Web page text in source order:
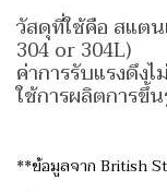
วัสดุที่ใช้คือ สแต
304 or 304L)
ค่าการรับแรงดึง
ใช้การผลิตการขึ้
**ข้อมูลจาก British